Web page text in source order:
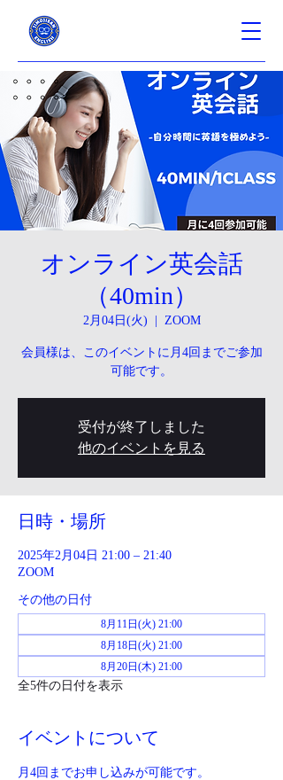
オンライン英会話
（40min）
2月04日(火) ZOOM
会員様は、このイベントに月4回までご参加
可能です。
受付が終了しました
他のイベントを見る
日時・場所
2025年2月04日 21:00 – 21:40
ZOOM
その他の日付
8月11日(火) 21:00
8月18日(火) 21:00
8月20日(木) 21:00
全5件の日付を表示
イベントについて
月4回までお申し込みが可能です。